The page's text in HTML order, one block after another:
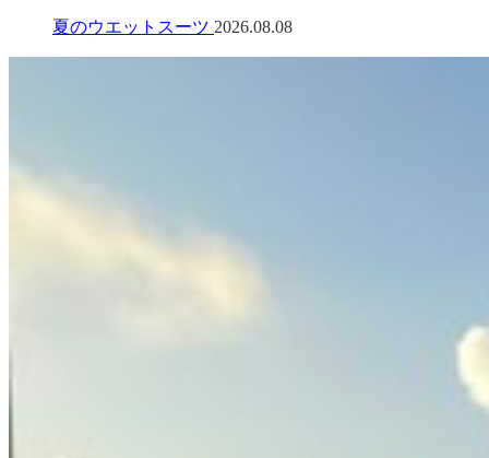
夏のウエットスーツ 2026.08.08